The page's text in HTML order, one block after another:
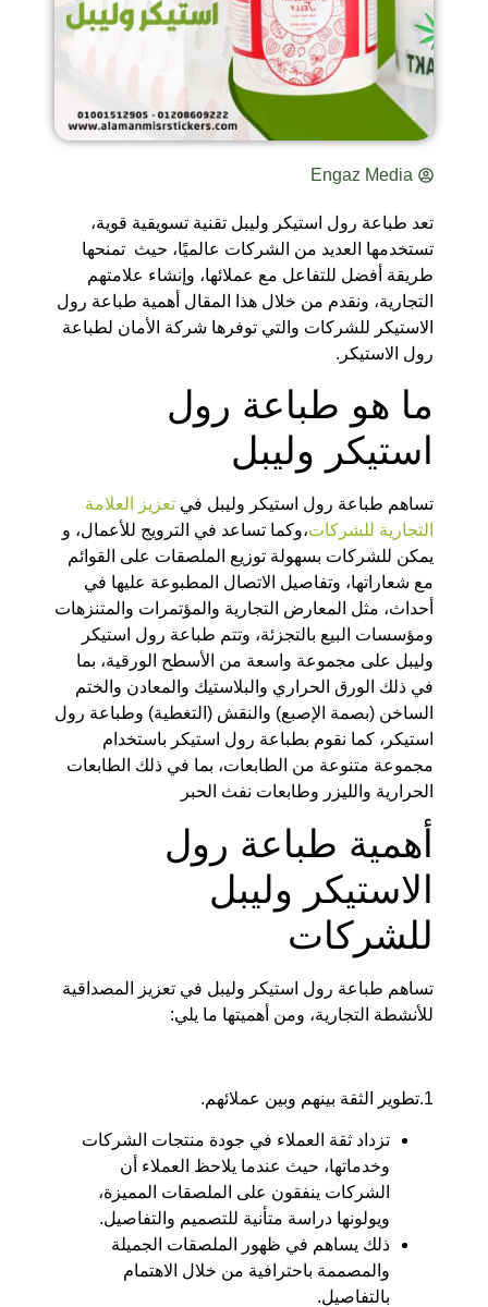
Engaz Media
تعد طباعة رول استيكر وليبل تقنية تسويقية قوية،
تستخدمها العديد من الشركات عالميًا، حيث تمنحها
طريقة أفضل للتفاعل مع عملائها، وإنشاء علامتهم
التجارية، ونقدم من خلال هذا المقال أهمية طباعة رول
الاستيكر للشركات والتي توفرها شركة الأمان لطباعة
رول الاستيكر.
ما هو طباعة رول
استيكر وليبل
تساهم طباعة رول استيكر وليبل في تعزيز العلامة
التجارية للشركات،وكما تساعد في الترويج للأعمال، و
يمكن للشركات بسهولة توزيع الملصقات على القوائم
مع شعاراتها، وتفاصيل الاتصال المطبوعة عليها في
أحداث، مثل المعارض التجارية والمؤتمرات والمتنزهات
ومؤسسات البيع بالتجزئة، وتتم طباعة رول استيكر
وليبل على مجموعة واسعة من الأسطح الورقية، بما
في ذلك الورق الحراري والبلاستيك والمعادن والختم
الساخن (بصمة الإصبع) والنقش (التغطية) وطباعة رول
استيكر، كما نقوم بطباعة رول استيكر باستخدام
مجموعة متنوعة من الطابعات، بما في ذلك الطابعات
الحرارية والليزر وطابعات نفث الحبر
أهمية طباعة رول
الاستيكر وليبل
للشركات
تساهم طباعة رول استيكر وليبل في تعزيز المصداقية
للأنشطة التجارية، ومن أهميتها ما يلي:
1.تطوير الثقة بينهم وبين عملائهم.
تزداد ثقة العملاء في جودة منتجات الشركات
وخدماتها، حيث عندما يلاحظ العملاء أن
الشركات ينفقون على الملصقات المميزة،
ويولونها دراسة متأنية للتصميم والتفاصيل.
ذلك يساهم في ظهور الملصقات الجميلة
والمصممة باحترافية من خلال الاهتمام
بالتفاصيل.